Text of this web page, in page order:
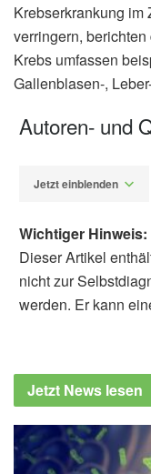
Krebserkrankung im
verringern,
Krebs umfassen
Gallenblasen-,
Autoren- und
Jetzt einblenden
A. Bray
Type 2
Wichtiger Hinweis:
Dieser Artikel
nicht zur
werden. Er kann
Jetzt News lesen